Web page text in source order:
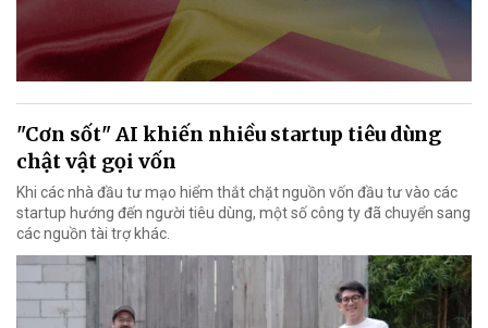
"Cơn sốt" AI khiến nhiều startup tiêu dùng
chật vật gọi vốn
Khi các nhà đầu tư mạo hiểm thắt chặt nguồn vốn đầu tư vào các
startup hướng đến người tiêu dùng, một số công ty đã chuyển sang
các nguồn tài trợ khác.